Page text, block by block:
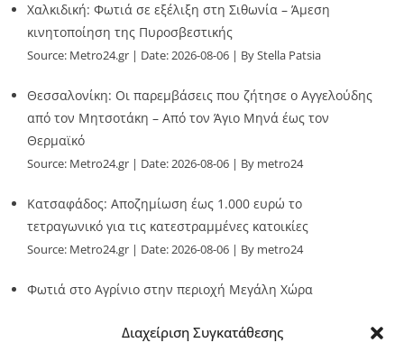
Διαχείριση Συγκατάθεσης
Χαλκιδική: Φωτιά σε εξέλιξη στη Σιθωνία – Άμεση
κινητοποίηση της Πυροσβεστικής
Source: Metro24.gr Date: 2026-08-06 By Stella Patsia
Θεσσαλονίκη: Οι παρεμβάσεις που ζήτησε ο Αγγελούδης
από τον Μητσοτάκη – Από τον Άγιο Μηνά έως τον
Θερμαϊκό
Source: Metro24.gr Date: 2026-08-06 By metro24
Κατσαφάδος: Αποζημίωση έως 1.000 ευρώ το
τετραγωνικό για τις κατεστραμμένες κατοικίες
Source: Metro24.gr Date: 2026-08-06 By metro24
Φωτιά στο Αγρίνιο στην περιοχή Μεγάλη Χώρα